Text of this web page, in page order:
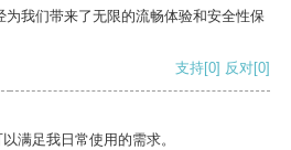
我们带来了无限的流畅体验和安全性保
支持[0] 反对[0]
满足我日常使用的需求。